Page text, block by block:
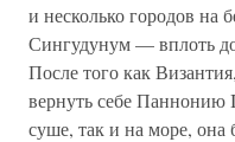
и несколько городов на
Сингудунум — вплоть
После того как
вернуть себе Паннонию
суше, так и на море,